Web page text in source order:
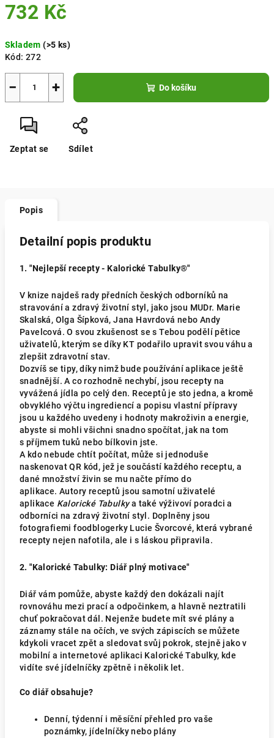
732 Kč
cena:
Skladem(>5 ks)
Kód: 272
+
− Do košíku
Zeptat se Sdílet
Popis
Detailní popis produktu
1. "Nejlepší recepty - Kalorické Tabulky®"
V knize najdeš rady předních českých odborníků na
stravování a zdravý životní styl, jako jsou MUDr. Marie
Skalská, Olga Šípková, Jana Havrdová nebo Andy
Pavelcová. O svou zkušenost se s Tebou podělí pětice
uživatelů, kterým se díky KT podařilo upravit svou váhu a
zlepšit zdravotní stav.
Dozvíš se tipy, díky nimž bude používání aplikace ještě
snadnější. A co rozhodně nechybí, jsou recepty na
vyvážená jídla po celý den. Receptů je sto jedna, a kromě
obvyklého výčtu ingrediencí a popisu vlastní přípravy
jsou u každého uvedeny i hodnoty makroživin a energie,
abyste si mohli všichni snadno spočítat, jak na tom
s příjmem tuků nebo bílkovin jste.
A kdo nebude chtít počítat, může si jednoduše
naskenovat QR kód, jež je součástí každého receptu, a
dané množství živin se mu načte přímo do
aplikace. Autory receptů jsou samotní uživatelé
aplikace Kalorické Tabulkya také výživoví poradci a
odborníci na zdravý životní styl. Doplněny jsou
fotografiemi foodblogerky Lucie Švorcové, která vybrané
recepty nejen nafotila, ale i s láskou připravila.
2. "Kalorické Tabulky: Diář plný motivace"
Diář vám pomůže, abyste každý den dokázali najít
rovnováhu mezi prací a odpočinkem, a hlavně neztratili
chuť pokračovat dál. Nejenže budete mít své plány a
záznamy stále na očích, ve svých zápiscích se můžete
kdykoli vracet zpět a sledovat svůj pokrok, stejně jako v
mobilní a internetové aplikaci Kalorické Tabulky, kde
vidíte své jídelníčky zpětně i několik let.
Co diář obsahuje?
Denní, týdenní i měsíční přehled pro vaše
poznámky, jídelníčky nebo plány